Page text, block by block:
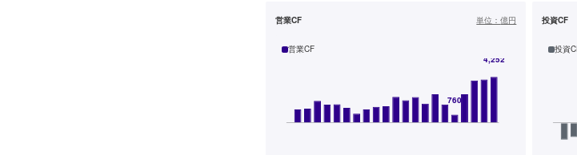
営業CF 単位：億円
営業CF
投資CF
投資